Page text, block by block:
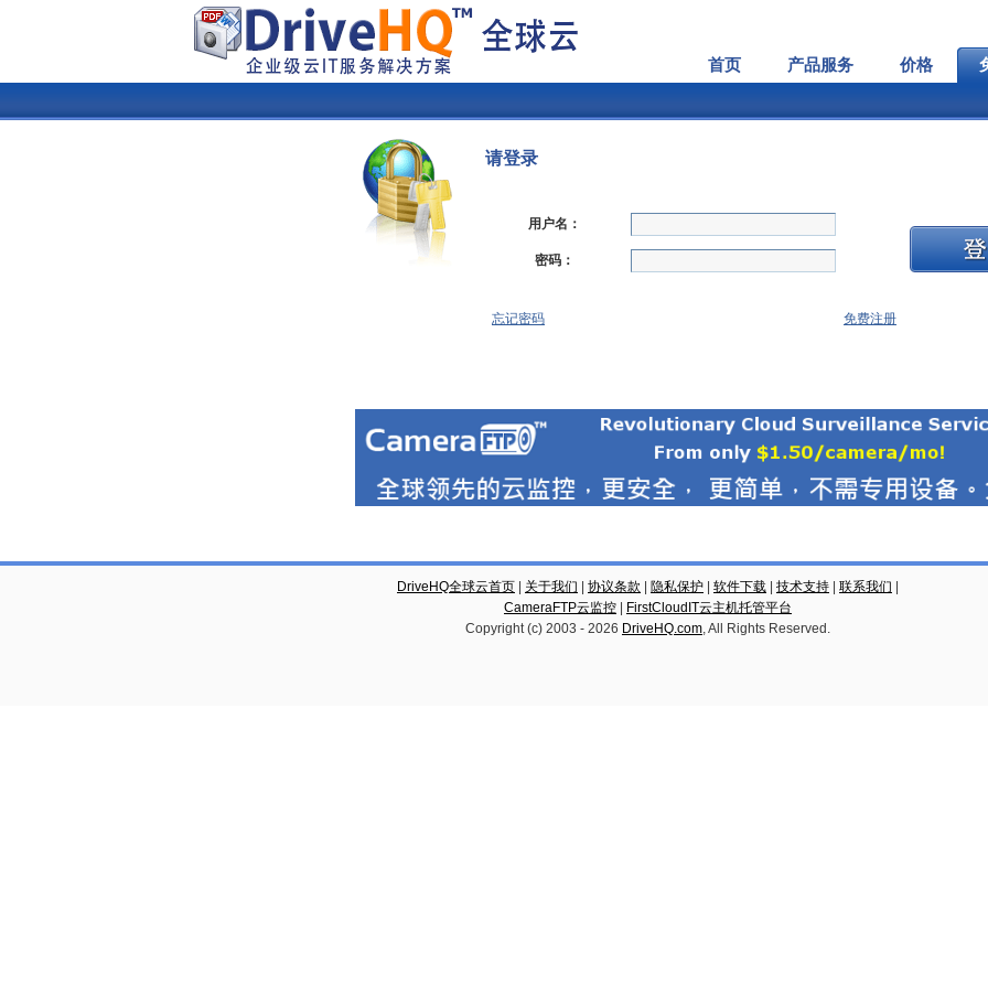
首页 产品服务 价格
请登录
用户名：
密码：
免费注册
忘记密码
DriveHQ全球云首页 关于我们 协议条款 隐私保护 软件下载 技术支持 联系我们
CameraFTP云监控
FirstCloudIT云主机托管平台
Copyright (c) 2003 - 2026 DriveHQ.com, All Rights Reserved.